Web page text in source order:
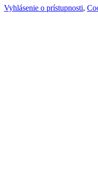
Vyhlásenie o prístupnosti,